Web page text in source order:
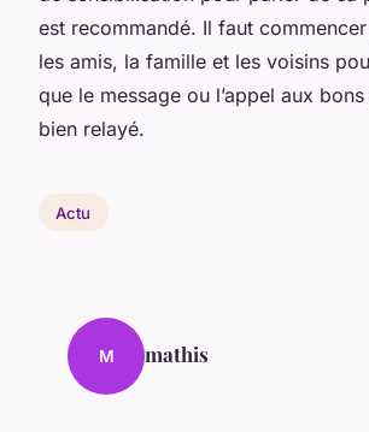
est recommandé. Il faut
les amis, la famille et les voisins
que le message ou l’appel aux
bien relayé.
Actu
M mathis